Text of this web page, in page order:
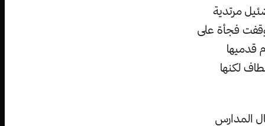
مرتدية
فجأة على
قدميها
لكنها
المدارس